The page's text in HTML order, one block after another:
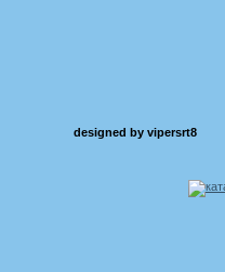
designed by vipersrt8